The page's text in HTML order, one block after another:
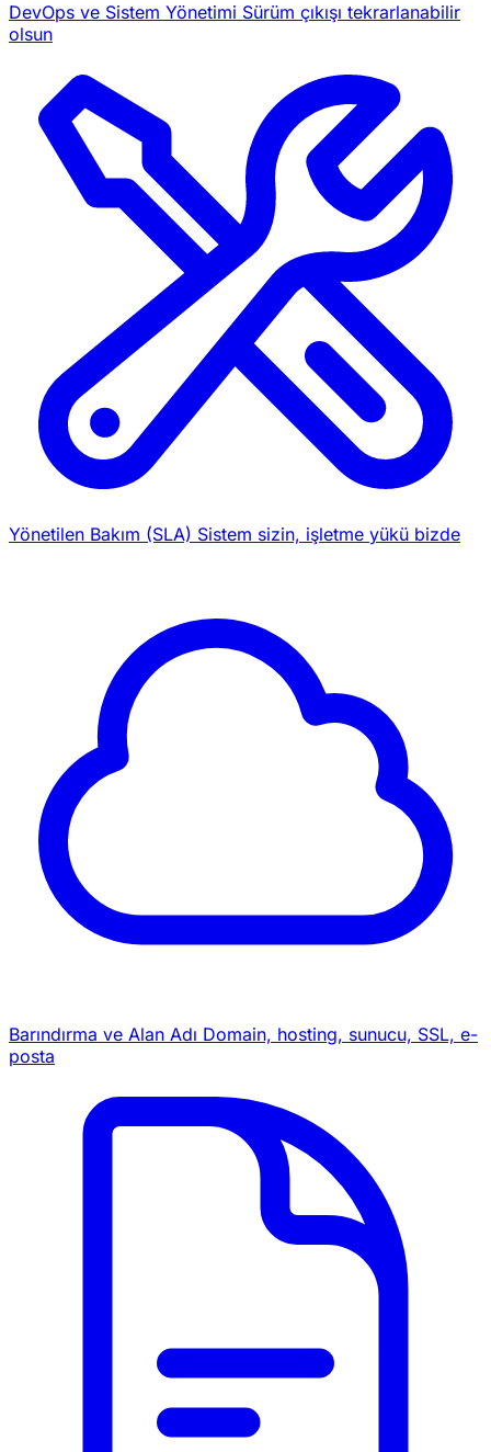
DevOps ve Sistem Yönetimi Sürüm çıkışı tekrarlanabilir
olsun
Yönetilen Bakım (SLA) Sistem sizin, işletme yükü bizde
Barındırma ve Alan Adı Domain, hosting, sunucu, SSL, e-
posta